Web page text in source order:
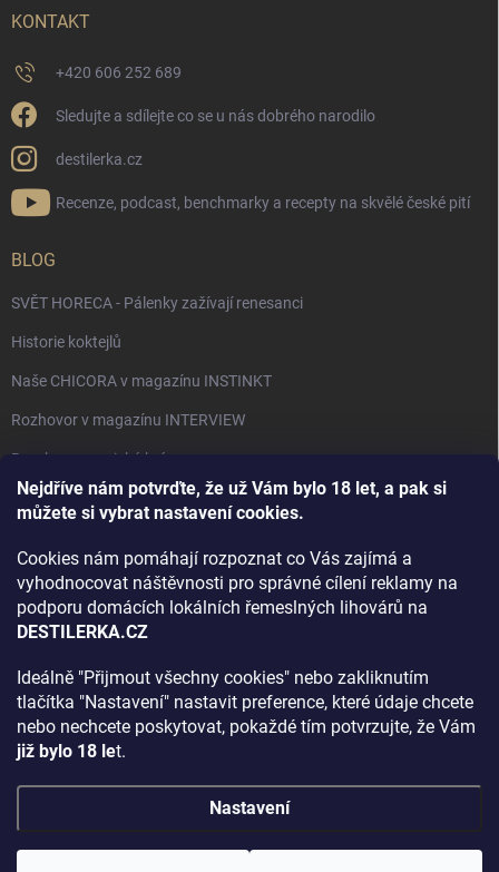
Nejdříve nám potvrďte, že už Vám bylo 18 let, a pak si
můžete si vybrat nastavení cookies.
Cookies nám pomáhají rozpoznat co Vás zajímá a
vyhodnocovat náštěvnosti pro správné cílení reklamy na
podporu domácích lokálních řemeslných lihovárů na
DESTILERKA.CZ
Ideálně "Přijmout všechny cookies" nebo zakliknutím
tlačítka "Nastavení" nastavit preference, které údaje chcete
nebo nechcete poskytovat, pokaždé tím potvrzujte, že Vám
již bylo 18 let.
Nastavení
KONTAKT
+420 606 252 689
Sledujte a sdílejte co se u nás dobrého narodilo
destilerka.cz
Recenze, podcast, benchmarky a recepty na skvělé české pití
BLOG
SVĚT HORECA - Pálenky zažívají renesanci
Historie koktejlů
Naše CHICORA v magazínu INSTINKT
Rozhovor v magazínu INTERVIEW
Bourbon, americká krása.
Napsali v TÝDNU o naší práci
Rozhovor s DESTILERKA.CZ v magazínu DRINKING-CAT
Jak vybrat dárek na Vánoce
Archiv
Copyright 2026DESTILERKA.CZ. Všechna práva vyhrazena.Upravit